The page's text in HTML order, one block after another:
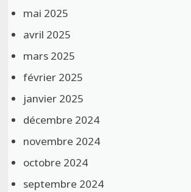
mai 2025
avril 2025
mars 2025
février 2025
janvier 2025
décembre 2024
novembre 2024
octobre 2024
septembre 2024